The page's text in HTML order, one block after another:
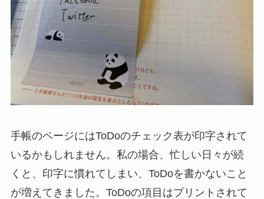
手帳のページにはToDoのチェック表が印字されて
いるかもしれません。私の場合、忙しい日々が続
くと、印字に慣れてしまい、ToDoを書かないこと
が増えてきました。ToDoの項目はプリントされて